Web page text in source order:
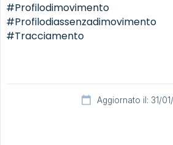
#Profilodimovimento
#Profilodiassenzadimovimento
#Tracciamento
Aggiornato il: 31/